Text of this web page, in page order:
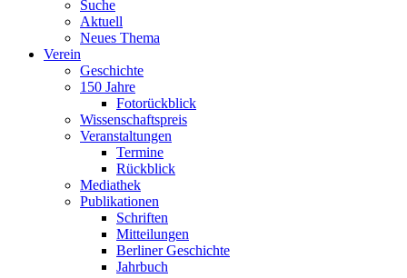
Suche
Aktuell
Neues Thema
Verein
Geschichte
150 Jahre
Fotorückblick
Wissenschaftspreis
Veranstaltungen
Termine
Rückblick
Mediathek
Publikationen
Schriften
Mitteilungen
Berliner Geschichte
Jahrbuch